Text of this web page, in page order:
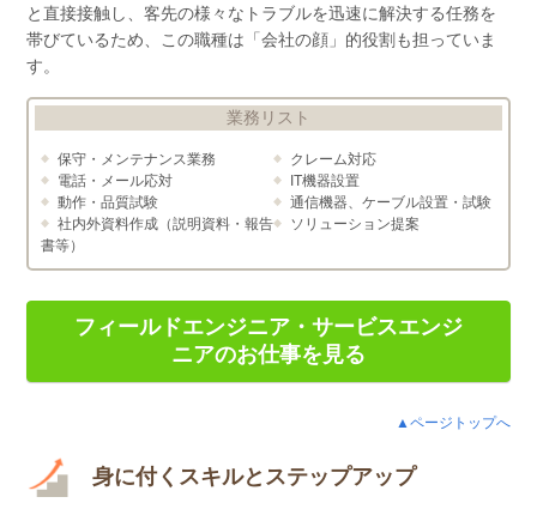
と直接接触し、客先の様々なトラブルを迅速に解決する任務を
帯びているため、この職種は「会社の顔」的役割も担っていま
す。
業務リスト
保守・メンテナンス業務
電話・メール応対
動作・品質試験
社内外資料作成（説明資料・報告
書等）
クレーム対応
IT機器設置
通信機器、ケーブル設置・試験
ソリューション提案
フィールドエンジニア・サービスエンジ
ニアのお仕事を見る
▲ページトップへ
身に付くスキルとステップアップ